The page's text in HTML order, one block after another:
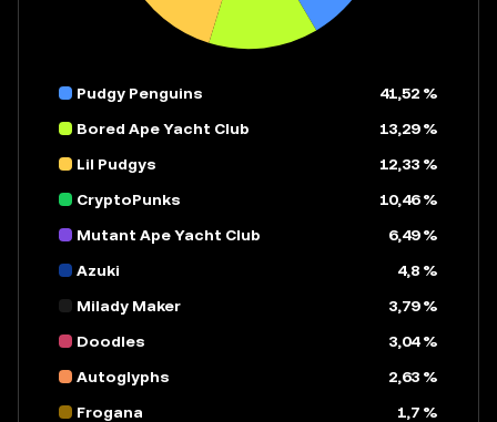
Pudgy Penguins
41,52 %
Bored Ape Yacht Club
13,29 %
Lil Pudgys
12,33 %
CryptoPunks
10,46 %
Mutant Ape Yacht Club
6,49 %
Azuki
4,8 %
Milady Maker
3,79 %
Doodles
3,04 %
Autoglyphs
2,63 %
Frogana
1,7 %